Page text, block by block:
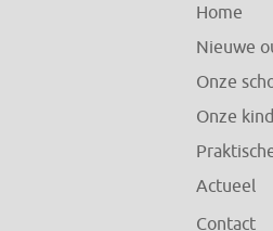
Home
Nieuwe
Onze
Onze
Actueel
Contact